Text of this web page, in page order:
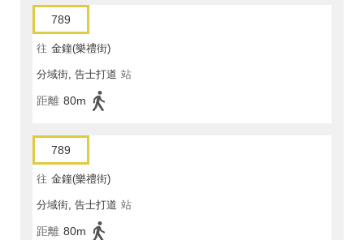
789
往 金鐘(樂禮街)
分域街, 告士打道 站
距離 80m
789
往 金鐘(樂禮街)
分域街, 告士打道 站
距離 80m